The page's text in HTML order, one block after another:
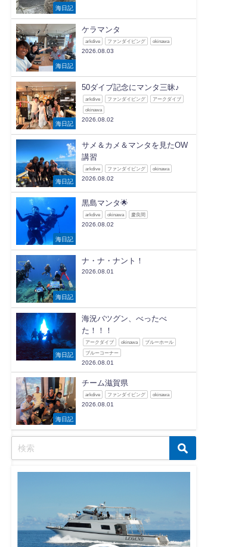
海日記
海日記
ケラマンタ
arkdive ファンダイビング okinawa
2026.08.03
海日記
50ダイブ記念にマンタ三昧♪
arkdive ファンダイビング アークダイブ
okinawa
2026.08.02
海日記
サメ＆カメ＆マンタを見たOW
講習
arkdive ファンダイビング okinawa
2026.08.02
海日記
黒島マンタ🌟
arkdive okinawa 慶良間
2026.08.02
海日記
ナ・ナ・ナント！
2026.08.01
海日記
海況バツグン、べったべ
た！！！
アークダイブ okinawa ブルーホール
ブルーコーナー
2026.08.01
海日記
チーム滋賀県
arkdive ファンダイビング okinawa
2026.08.01